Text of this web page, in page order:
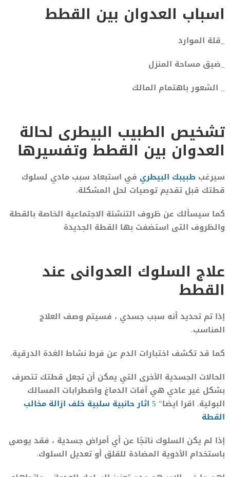
اسباب العدوان بين القطط
_قلة الموارد
_ضيق مساحة المنزل
_ الشعور باهتمام المالك
تشخيص الطبيب البيطرى لحالة
العدوان بين القطط وتفسيرها
سيرغب طبيبك البيطري في استبعاد سبب مادي لسلوك
قطتك قبل تقديم توصيات لحل المشكلة.
كما سيسألك عن ظروف التنشئة الاجتماعية الخاصة بالقطة
والظروف التى استضفت بها القطة الجديدة
علاج السلوك العدوانى عند
القطط
إذا تم تحديد أنه سبب جسدي ، فسيتم وصف العلاج
المناسب.
كما قد تكشف اختبارات الدم عن فرط نشاط الغدة الدرقية.
الحالات الجسدية الأخرى التي يمكن أن تجعل قطتك تتصرف
بشكل غير عادي هي آفات الدماغ واضطرابات المسالك
البولية. اقرا ايضا”
5 اثار حانبية سلبية خلف ازالة مخالب
القطة
إذا لم يكن السلوك ناتجًا عن أي أمراض جسدية ، فقد يوصى
باستخدام الأدوية المضادة للقلق أو تعديل السلوك.